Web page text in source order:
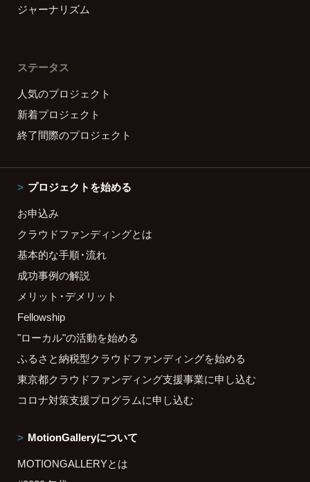
ジャーナリズム
ステータス
人気のプロジェクト
新着プロジェクト
終了間際のプロジェクト
プロジェクトを始める
お申込み
クラウドファンディングとは
基本的な手順・流れ
成功事例の解説
メリット・デメリット
Fellowship
"ローカル"の活動を始める
ふるさと納税型クラウドファンディングを始める
東京都クラウドファンディング支援事業に申し込む
コロナ対策支援プログラムに申し込む
MotionGalleryについて
MOTIONGALLERYとは